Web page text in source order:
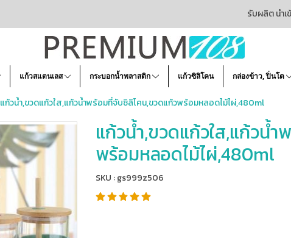
รับผลิต นำเ
แก้วสแตนเลส กระบอกน้ำพลาสติก แก้วซิลิโคน กล่องข้าว, ปิ่นโต
แก้วน้ำ,ขวดแก้วใส,แก้วน้ำพร้อมที่จับซิลิโคน,ขวดแก้วพร้อมหลอดไม้ไผ่,480ml
แก้วน้ำ,ขวดแก้วใส,แก้วน้
พร้อมหลอดไม้ไผ่,480ml
SKU : gs999z506